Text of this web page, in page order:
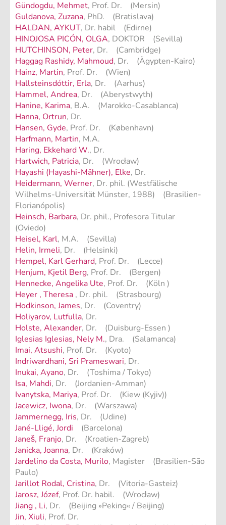
Gündogdu, Mehmet, Prof. Dr. (Mersin)
Guldanova, Zuzana, PhD. (Bratislava)
HALDAN, AYKUT, Dr. habil (Edirne)
HINOJOSA PICÓN, OLGA, DOKTOR (Sevilla)
HUTCHINSON, Peter, Dr. (Cambridge)
Haggag Rashidy, Mahmoud, Dr. (Ägypten-Kairo)
Hainz, Martin, Prof. Dr. (Wien)
Hallsteinsdóttir, Erla, Dr. (Aarhus)
Hammel, Andrea, Dr. (Aberystwyth)
Hanine, Karima, B.A. (Marokko-Casablanca)
Hanna, Ortrun, Dr.
Hansen, Gyde, Prof. Dr. (København)
Harfmann, Martin, M.A.
Haring, Ekkehard W., Dr.
Hartwich, Patricia, Dr. (Wrocław)
Hayashi (Hayashi-Mähner), Elke, Dr.
Heidermann, Werner, Dr. phil. (Westfälische
Wilhelms-Universität Münster, 1988) (Brasilien-
Florianópolis)
Heinsch, Barbara, Dr. phil., Profesora Titular
(Oviedo)
Heisel, Karl, M.A. (Sevilla)
Helin, Irmeli, Dr. (Helsinki)
Hempel, Karl Gerhard, Prof. Dr. (Lecce)
Henjum, Kjetil Berg, Prof. Dr. (Bergen)
Hennecke, Angelika Ute, Prof. Dr. (Köln )
Heyer , Theresa , Dr. phil. (Strasbourg)
Hodkinson, James, Dr. (Coventry)
Holiyarov, Lutfulla, Dr.
Holste, Alexander, Dr. (Duisburg-Essen )
Iglesias Iglesias, Nely M., Dra. (Salamanca)
Imai, Atsushi, Prof. Dr. (Kyoto)
Indriwardhani, Sri Prameswari, Dr.
Inukai, Ayano, Dr. (Toshima / Tokyo)
Isa, Mahdi, Dr. (Jordanien-Amman)
Ivanytska, Mariya, Prof. Dr. (Kiew (Kyjiv))
Jacewicz, Iwona, Dr. (Warszawa)
Jammernegg, Iris, Dr. (Udine)
Jané-Lligé, Jordi (Barcelona)
Janeš, Franjo, Dr. (Kroatien-Zagreb)
Janicka, Joanna, Dr. (Kraków)
Jardelino da Costa, Murilo, Magister (Brasilien-São
Paulo)
Jarillot Rodal, Cristina, Dr. (Vitoria-Gasteiz)
Jarosz, Józef, Prof. Dr. habil. (Wrocław)
Jiang , Li, Dr. (Beijing »Peking« / Beijing)
Jin, Xiuli, Prof. Dr.